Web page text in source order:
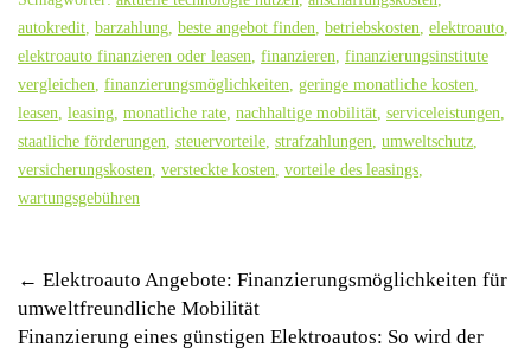
autokredit, barzahlung, beste angebot finden, betriebskosten, elektroauto,
elektroauto finanzieren oder leasen, finanzieren, finanzierungsinstitute
vergleichen, finanzierungsmöglichkeiten, geringe monatliche kosten,
leasen, leasing, monatliche rate, nachhaltige mobilität, serviceleistungen,
staatliche förderungen, steuervorteile, strafzahlungen, umweltschutz,
versicherungskosten, versteckte kosten, vorteile des leasings,
wartungsgebühren
Post
navigation
← Elektroauto Angebote: Finanzierungsmöglichkeiten für
umweltfreundliche Mobilität
Finanzierung eines günstigen Elektroautos: So wird der